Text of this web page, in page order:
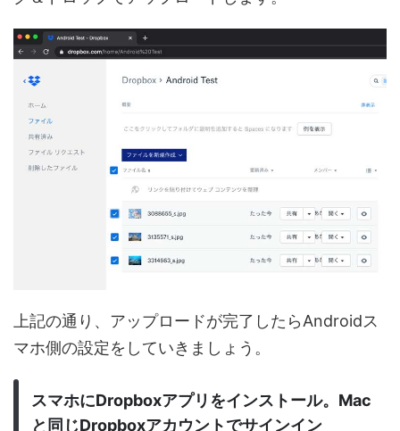
上記の通り、アップロードが完了したらAndroidス
マホ側の設定をしていきましょう。
スマホにDropboxアプリをインストール。Mac
と同じDropboxアカウントでサインイン